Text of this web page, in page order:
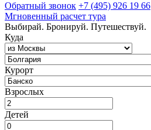
Обратный звонок +7 (495) 926 19 66
Мгновенный расчет тура
Выбирай. Бронируй. Путешествуй.
Куда
Курорт
Взрослых
Детей